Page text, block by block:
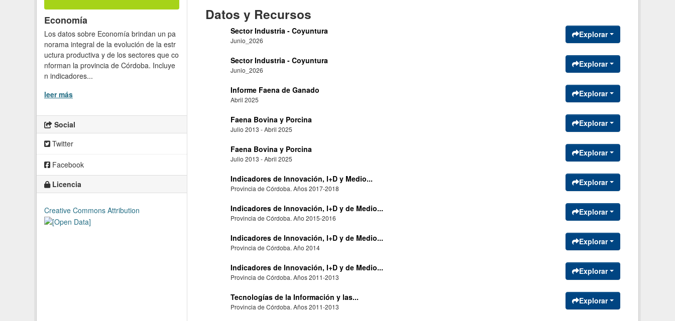
Economía
Los datos sobre Economía brindan un pa
norama integral de la evolución de la estr
uctura productiva y de los sectores que co
nforman la provincia de Córdoba. Incluye
n indicadores...
leer más
Social
Twitter
Facebook
Licencia
Creative Commons Attribution
Datos y Recursos
Sector Industria - Coyuntura
Junio_2026
Explorar
Sector Industria - Coyuntura
Junio_2026
Explorar
Informe Faena de Ganado
Abril 2025
Explorar
Faena Bovina y Porcina
Julio 2013 - Abril 2025
Explorar
Faena Bovina y Porcina
Julio 2013 - Abril 2025
Explorar
Indicadores de Innovación, I+D y Medio...
Provincia de Córdoba. Años 2017-2018
Explorar
Indicadores de Innovación, I+D y de Medio...
Provincia de Córdoba. Año 2015-2016
Explorar
Indicadores de Innovación, I+D y de Medio...
Provincia de Córdoba. Año 2014
Explorar
Indicadores de Innovación, I+D y de Medio...
Provincia de Córdoba. Años 2011-2013
Explorar
Tecnologías de la Información y las...
Provincia de Córdoba. Años 2011-2013
Explorar